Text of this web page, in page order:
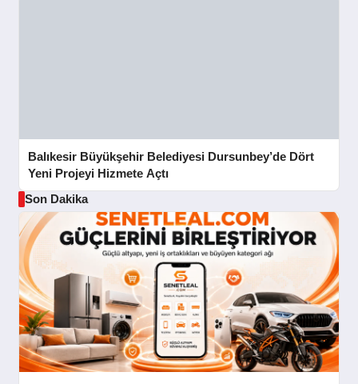
Balıkesir Büyükşehir Belediyesi Dursunbey’de Dört
Yeni Projeyi Hizmete Açtı
Son Dakika